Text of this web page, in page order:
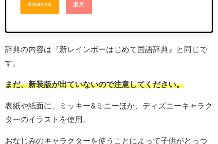
Amazon 楽天
辞典の内容は『新レインボーはじめて国語辞典』と同じで
す。
まだ、新装版が出ていないので注意してください。
表紙や紙面に、ミッキー&ミニーほか、ディズニーキャラク
ターのイラストを使用。
おなじみのキャラクターを使うことによって子供がとっつ